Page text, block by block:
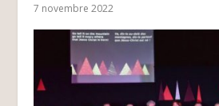
7 novembre 2022